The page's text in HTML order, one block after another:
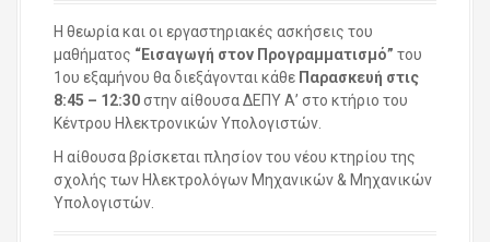
Η θεωρία και οι εργαστηριακές ασκήσεις του
μαθήματος “Εισαγωγή στον Προγραμματισμό” του
1ου εξαμήνου θα διεξάγονται κάθε Παρασκευή στις
8:45 – 12:30στην αίθουσα ΔΕΠΥ Α’ στο κτήριο του
Κέντρου Ηλεκτρονικών Υπολογιστών.
Η αίθουσα βρίσκεται πλησίον του νέου κτηρίου της
σχολής των Ηλεκτρολόγων Μηχανικών & Μηχανικών
Υπολογιστών.